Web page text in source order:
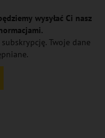
wysyłać Ci nasz
Twoje dane